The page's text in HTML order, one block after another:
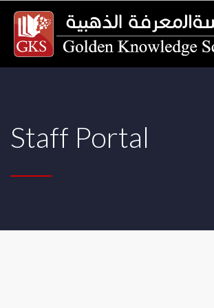
Staff Portal